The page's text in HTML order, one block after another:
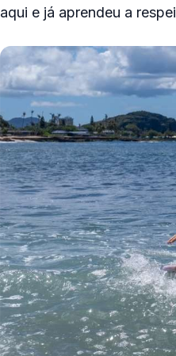
aqui e já aprendeu a